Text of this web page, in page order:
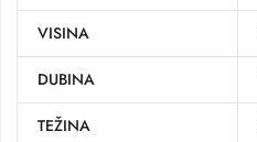
VISINA
DUBINA
TEŽINA